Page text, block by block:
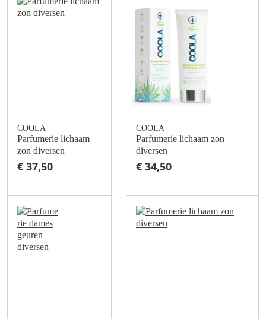
COOLA
Parfumerie lichaam
zon diversen
€ 37,50
COOLA
Parfumerie lichaam zon
diversen
€ 34,50